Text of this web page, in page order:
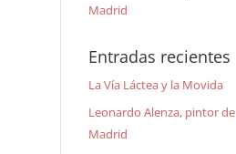
Madrid
Entradas recientes
La Vía Láctea y la Movida
Leonardo Alenza, pintor de
Madrid